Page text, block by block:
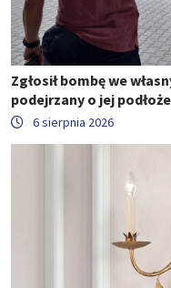
Zgłosił bombę we
podejrzany o jej
6 sierpnia 2026